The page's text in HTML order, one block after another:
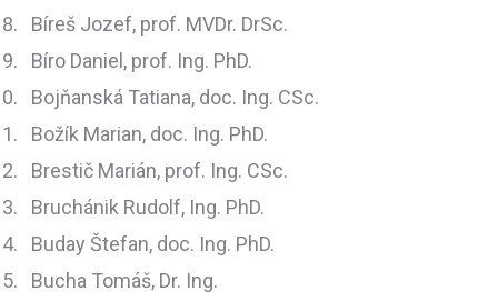
Bíreš Jozef, prof. MVDr. DrSc.
Bíro Daniel, prof. Ing. PhD.
Bojňanská Tatiana, doc. Ing. CSc.
Božík Marian, doc. Ing. PhD.
Brestič Marián, prof. Ing. CSc.
Bruchánik Rudolf, Ing. PhD.
Buday Štefan, doc. Ing. PhD.
Bucha Tomáš, Dr. Ing.